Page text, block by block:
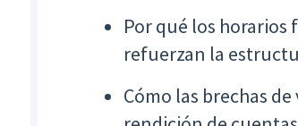
Por qué los
refuerzan la
Cómo las brechas